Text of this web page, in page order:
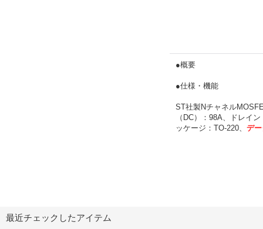
●概要
●仕様・機能
ST社製Nチャネル
（DC）：98A、ドレイ
ッケージ：TO-220、 デ
最近チェックしたアイテム